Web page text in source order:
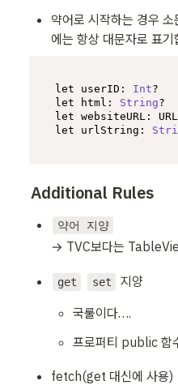
약어로 시작하는 경우
에는 항상 대문자로 표기
let userID : Int
let
html : String
let websiteURL : URL
let
urlString :
Additional Rules
약어 지양
→ TVC보다는
get set
지양
국룰이다….
프로퍼티 public 함
fetch(get 대신에 사용)